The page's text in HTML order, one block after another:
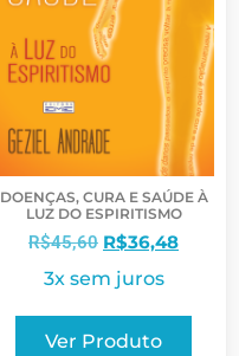
DOENÇAS, CURA E SAÚDE À
LUZ DO ESPIRITISMO
R$45,60 R$36,48
3x sem juros
Ver Produto